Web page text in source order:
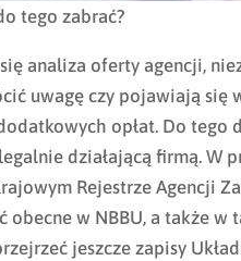
tego zabrać?
analiza oferty agencji,
uwagę czy pojawiają się
opłat. Do tego
działającą firmą. W
Rejestrze Agencji
w NBBU, a także w
jeszcze zapisy